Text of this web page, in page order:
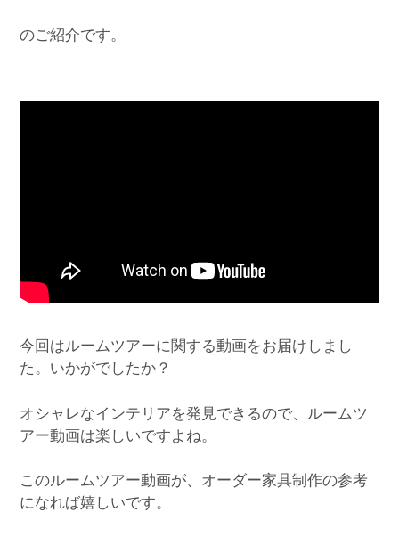
のご紹介です。
今回はルームツアーに関する動画をお届けしまし
た。いかがでしたか？
オシャレなインテリアを発見できるので、ルームツ
アー動画は楽しいですよね。
このルームツアー動画が、オーダー家具制作の参考
になれば嬉しいです。